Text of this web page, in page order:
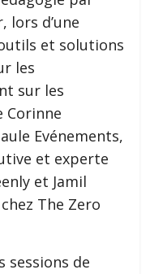
lors d’une
et solutions
les
sur les
Corinne
Evénements,
et experte
et Jamil
The Zero
sessions de